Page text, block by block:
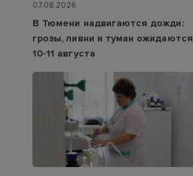
07.08.2026
В Тюмени надвигаются дожди:
грозы, ливни и туман ожидаются
10-11 августа